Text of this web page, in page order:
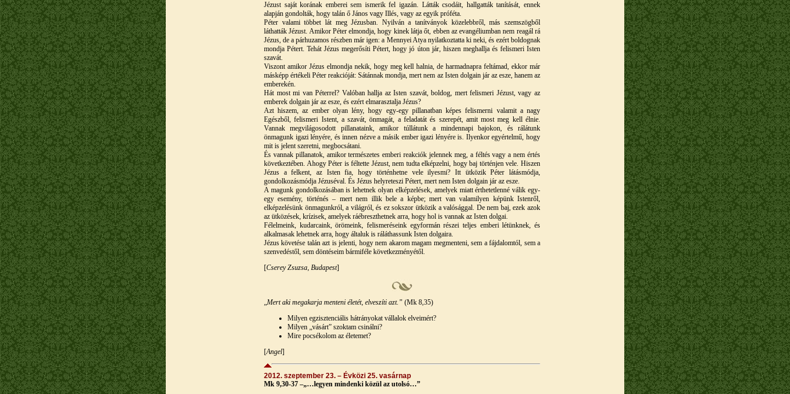
Jézust saját korának emberei sem ismerik fel igazán. Látták csodáit, hallgatták tanítását, ennek
alapján gondolták, hogy talán ő János vagy Illés, vagy az egyik próféta.
Péter valami többet lát meg Jézusban. Nyilván a tanítványok közelebbről, más szemszögből
láthatták Jézust. Amikor Péter elmondja, hogy kinek látja őt, ebben az evangéliumban nem reagál rá
Jézus, de a párhuzamos részben már igen: a Mennyei Atya nyilatkoztatta ki neki, és ezért boldognak
mondja Pétert. Tehát Jézus megerősíti Pétert, hogy jó úton jár, hiszen meghallja és felismeri Isten
szavát.
Viszont amikor Jézus elmondja nekik, hogy meg kell halnia, de harmadnapra feltámad, ekkor már
másképp értékeli Péter reakcióját: Sátánnak mondja, mert nem az Isten dolgain jár az esze, hanem az
emberekén.
Hát most mi van Péterrel? Valóban hallja az Isten szavát, boldog, mert felismeri Jézust, vagy az
emberek dolgain jár az esze, és ezért elmarasztalja Jézus?
Azt hiszem, az ember olyan lény, hogy egy-egy pillanatban képes felismerni valamit a nagy
Egészből, felismeri Istent, a szavát, önmagát, a feladatát és szerepét, amit most meg kell élnie.
Vannak megvilágosodott pillanataink, amikor túllátunk a mindennapi bajokon, és rálátunk
önmagunk igazi lényére, és innen nézve a másik ember igazi lényére is. Ilyenkor egyértelmű, hogy
mit is jelent szeretni, megbocsátani.
És vannak pillanatok, amikor természetes emberi reakciók jelennek meg, a féltés vagy a nem értés
következtében. Ahogy Péter is féltette Jézust, nem tudta elképzelni, hogy baj történjen vele. Hiszen
Jézus a felkent, az Isten fia, hogy történhetne vele ilyesmi? Itt ütközik Péter látásmódja,
gondolkozásmódja Jézuséval. És Jézus helyreteszi Pétert, mert nem Isten dolgain jár az esze.
A magunk gondolkozásában is lehetnek olyan elképzelések, amelyek miatt érthetetlenné válik egy-
egy esemény, történés – mert nem illik bele a képbe; mert van valamilyen képünk Istenről,
elképzelésünk önmagunkról, a világról, és ez sokszor ütközik a valósággal. De nem baj, ezek azok
az ütközések, krízisek, amelyek ráébreszthetnek arra, hogy hol is vannak az Isten dolgai.
Félelmeink, kudarcaink, örömeink, felismeréseink egyformán részei teljes emberi létünknek, és
alkalmasak lehetnek arra, hogy általuk is ráláthassunk Isten dolgaira.
Jézus követése talán azt is jelenti, hogy nem akarom magam megmenteni, sem a fájdalomtól, sem a
szenvedéstől, sem döntéseim bármiféle következményétől.
[Cserey Zsuzsa, Budapest]
„Mert aki megakarja menteni életét, elveszíti azt.” (Mk 8,35)
Milyen egzisztenciális hátrányokat vállalok elveimért?
Milyen „vásárt” szoktam csinálni?
Mire pocsékolom az életemet?
[Angel]
2012. szeptember 23. – Évközi 25. vasárnap
Mk 9,30-37 –„…legyen mindenki közül az utolsó…”